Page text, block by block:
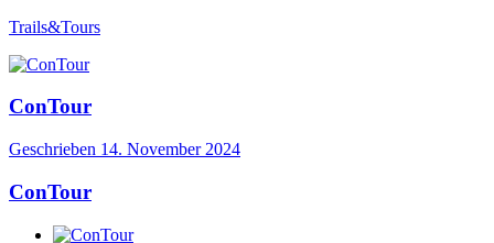
Trails&Tours
ConTour
Geschrieben 14. November 2024
ConTour